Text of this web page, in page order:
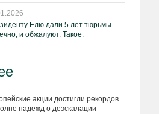
Ёлю дали 5 лет тюрьмы.
и обжалуют. Такое.
акции достигли рекордов
надежд о деэскалации